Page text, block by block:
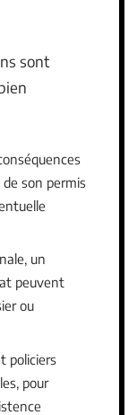
sont
son permis
un
peuvent
ou
policiers
pour